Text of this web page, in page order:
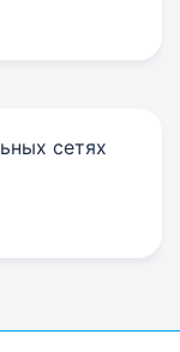
сетях